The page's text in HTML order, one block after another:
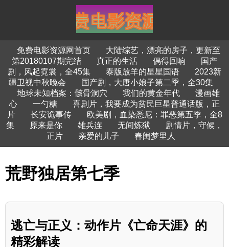
免费电影资源网首页
大陆综艺，漂亮的房子，更新至
第20180107期完结
真正的生活 偶得回响
国产
剧，风起霓裳，全45集
泰版放羊的星星国语
2023新
疆卫视中秋晚会
国产剧，大唐小娘子第二季，全30集
地球未知档案：骸骨洞穴
我们的黄金年代
漫画雄
心
一勺糖
喜剧片，我要成为贫民巨星普通话版，正
片
长安诡事传
欧美剧，血染悉尼：罪恶第五季，全8
集
原来是你 雄兵连 无间炼狱
剧情片，守候，
正片
亲爱的儿子 春闺梦里人
荒野独居第七季
逃亡与正义：动作片《亡命天涯》的
精彩解读